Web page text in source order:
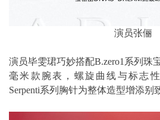
演员张俪
演员毕雯珺巧妙搭配B.zero1系列珠
毫米款腕表，螺旋曲线与标志
Serpenti系列胸针为整体造型增添别